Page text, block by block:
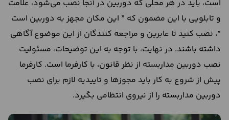
است، باید در هر محلی که دوربین در آنجا نصب می‌شود، علامت
و تابلو‌یی با این مضمون که ” این مکان مجهز به دوربین است
”، نصب کنید تا عابرین و مراجعه کنندگان از این موضوع آگاهی
داشته باشند. در نهایت، با توجه به این توضیحات، مسئولیت
نصب دوربین مداربسته از نظر قانون، با کارفرما است. کارفرما
پیش از شروع به کار باید مجوز‌ها و تاییدیه لازم برای نصب
دوربین مداربسته را از نیروی انتظامی بگیرد.